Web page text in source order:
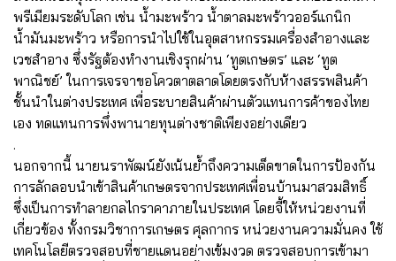
พรีเมียมระดับโลก เช่น น้ำมะพร้าว น้ำตาลมะพร้าวออร์แกนิก
น้ำมันมะพร้าว หรือการนำไปใช้ในอุตสาหกรรมเครื่องสำอางและ
เวชสำอาง ซึ่งรัฐต้องทำงานเชิงรุกผ่าน ‘ทูตเกษตร’ และ ‘ทูต
พาณิชย์’ ในการเจรจาขอโควตาตลาดโดยตรงกับห้างสรรพสินค้า
ชั้นนำในต่างประเทศ เพื่อระบายสินค้าผ่านตัวแทนการค้าของไทย
เอง ทดแทนการพึ่งพานายทุนต่างชาติเพียงอย่างเดียว
.
นอกจากนี้ นายนราพัฒน์ยังเน้นย้ำถึงความเด็ดขาดในการป้องกัน
การลักลอบนำเข้าสินค้าเกษตรจากประเทศเพื่อนบ้านมาสวมสิทธิ์
ซึ่งเป็นการทำลายกลไกราคาภายในประเทศ โดยจี้ให้หน่วยงานที่
เกี่ยวข้อง ทั้งกรมวิชาการเกษตร ศุลกากร หน่วยงานความมั่นคง ใช้
เทคโนโลยีตรวจสอบที่ชายแดนอย่างเข้มงวด ตรวจสอบการเข้ามา